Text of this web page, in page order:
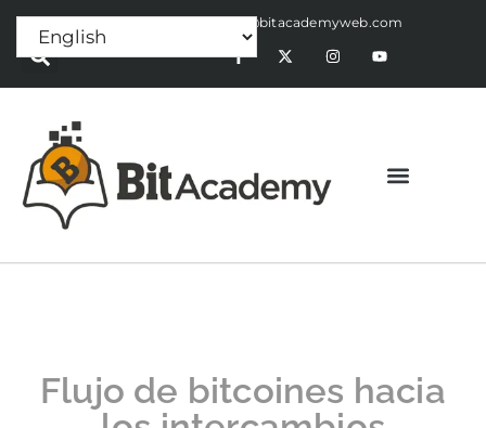
Press Release:alex@bitacademyweb.com
Flujo de bitcoines hacia